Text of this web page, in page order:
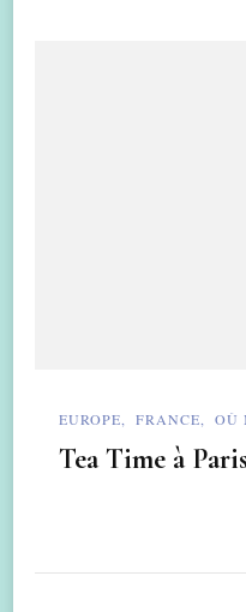
EUROPE FRANCE OÙ
Tea Time à Paris